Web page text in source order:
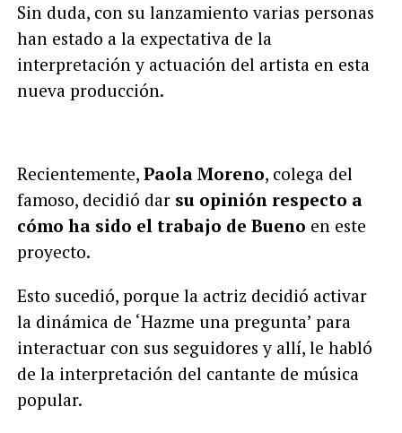
Sin duda, con su lanzamiento varias personas
han estado a la expectativa de la
interpretación y actuación del artista en esta
nueva producción.
Recientemente, Paola Moreno, colega del
famoso, decidió darsu opinión respecto a
cómo ha sido el trabajo de Bueno en este
proyecto.
Esto sucedió, porque la actriz decidió activar
la dinámica de ‘Hazme una pregunta’ para
interactuar con sus seguidores y allí, le habló
de la interpretación del cantante de música
popular.